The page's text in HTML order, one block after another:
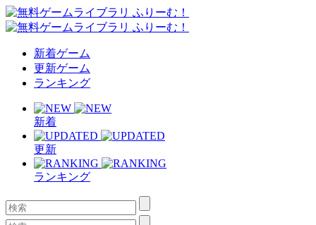
新着ゲーム
更新ゲーム
ランキング
新着
更新
ランキング